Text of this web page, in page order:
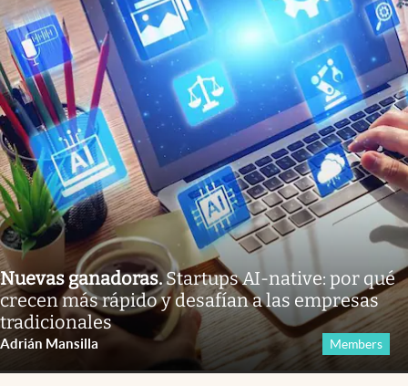
Nuevas ganadoras.Startups AI-native: por qué
crecen más rápido y desafían a las empresas
tradicionales
Adrián Mansilla Members